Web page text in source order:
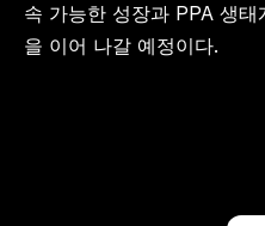
속 가능한 성장과 PPA 생
을 이어 나갈 예정이다.